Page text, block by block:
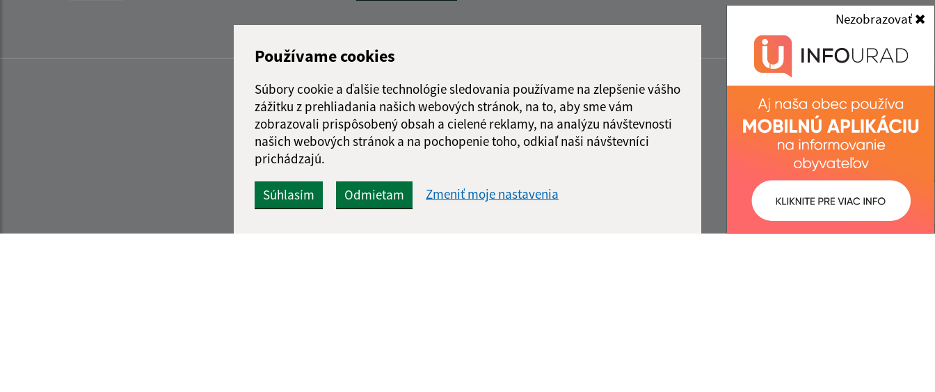
Používame cookies
Súbory cookie a ďalšie technológie sledovania používame na zlepšenie vášho
zážitku z prehliadania našich webových stránok, na to, aby sme vám
zobrazovali prispôsobený obsah a cielené reklamy, na analýzu návštevnosti
našich webových stránok a na pochopenie toho, odkiaľ naši návštevníci
prichádzajú.
Súhlasím Odmietam Zmeniť moje nastavenia
Nezobrazovať